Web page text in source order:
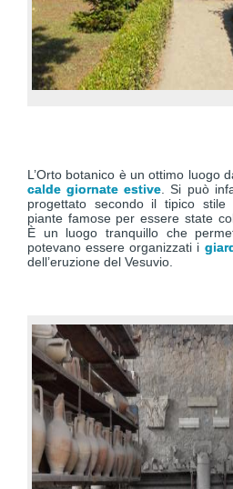
L’Orto botanico è un ottimo luogo
calde giornate estive . Si può
progettato secondo il tipico
piante famose per essere state
È un luogo tranquillo che
potevano essere organizzati i
dell’eruzione del Vesuvio.